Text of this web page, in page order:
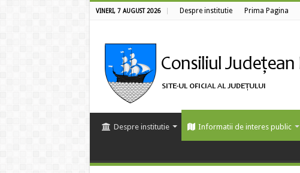
VINERI, 7 AUGUST 2026 Despre institutie Prima Pagina
Despre institutie Informatii de interes public